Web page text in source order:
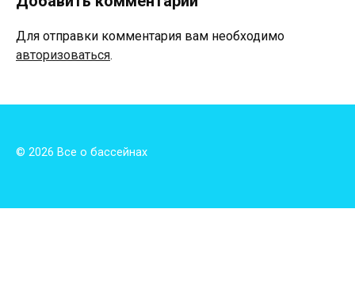
Для отправки комментария вам необходимо
авторизоваться.
© 2026 Все о бассейнах